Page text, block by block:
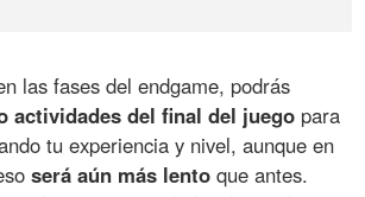
las fases del endgame, podrás
actividades del final del juego para
tu experiencia y nivel, aunque en
será aún más lento que antes.